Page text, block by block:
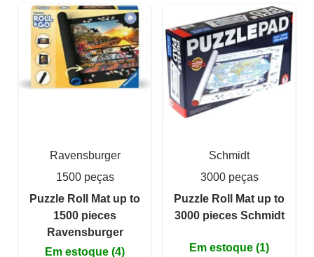
Ravensburger
1500 peças
Puzzle Roll Mat up to
1500 pieces
Ravensburger
Em estoque (4)
Schmidt
3000 peças
Puzzle Roll Mat up to
3000 pieces Schmidt
Em estoque (1)